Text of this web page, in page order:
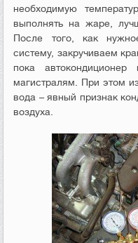
необходимую
выполнять на жаре,
После того, как
систему, закручиваем
пока
магистралям. При этом
вода – явный признак
воздуха.